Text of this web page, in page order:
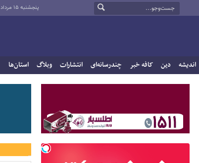
پنجشنبه ۱۵ مرداد ۱۴۰۵
اندیشه دین کافه خبر چندرسانه‌ای انتشارات وبلاگ استان‌ها